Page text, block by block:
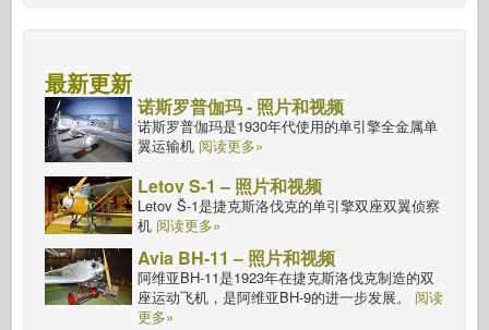
最新更新
诺斯罗普伽玛 - 照片和视频
诺斯罗普伽玛是1930年代使用的单引擎全金属单
翼运输机 阅读更多»
Letov S-1 – 照片和视频
Letov Š-1是捷克斯洛伐克的单引擎双座双翼侦察
机 阅读更多»
Avia BH-11 – 照片和视频
阿维亚BH-11是1923年在捷克斯洛伐克制造的双
座运动飞机，是阿维亚BH-9的进一步发展。 阅读
更多»